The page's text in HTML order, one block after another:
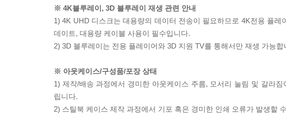
※ 4K블루레이, 3D 블루레이 재생 관련 안내
1) 4K UHD 디스크는 대용량의 데이터 전송이 필요하므로 4K전용 플
데이트, 대용량 케이블 사용이 필수입니다.
2) 3D 블루레이는 전용 플레이어와 3D 지원 TV를 통해서만 재생 가능합
※ 아웃케이스/구성품/포장 상태
1) 제작/배송 과정에서 경미한 아웃케이스 주름, 모서리 눌림 및 갈라
립니다.
2) 스틸북 케이스 제작 과정에서 기포 혹은 경미한 인쇄 오류가 발생할